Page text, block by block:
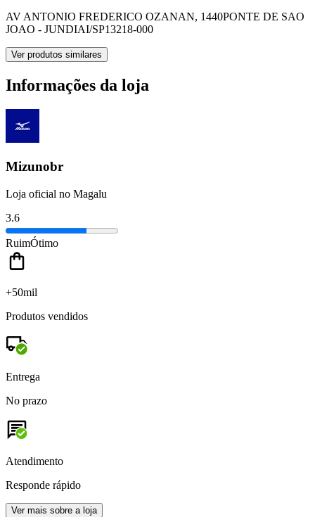
AV ANTONIO FREDERICO OZANAN, 1440PONTE DE SAO
JOAO - JUNDIAI/SP13218-000
Ver produtos similares
Informações da loja
Mizunobr
Loja oficial no Magalu
3.6
RuimÓtimo
+50mil
Produtos vendidos
Entrega
No prazo
Atendimento
Responde rápido
Ver mais sobre a loja